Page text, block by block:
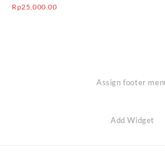
Rp25,000.00
Assign footer
Add Widget